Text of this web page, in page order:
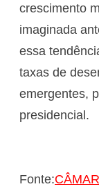
crescimento
imaginada
essa
taxas de
emergentes,
presidencial.
Fonte: